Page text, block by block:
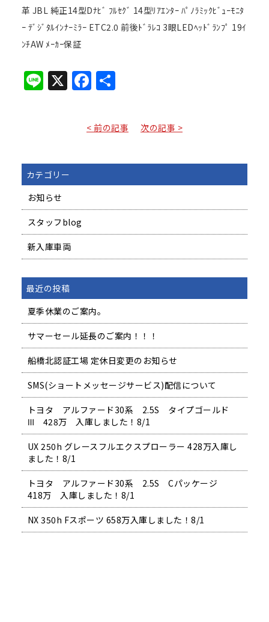
革 JBL 純正14型Dﾅﾋﾞ ﾌﾙｾｸﾞ 14型ﾘｱｴﾝﾀｰ ﾊﾟﾉﾗﾐｯｸﾋﾞｭｰﾓﾆﾀ
ｰ ﾃﾞｼﾞﾀﾙｲﾝﾅｰﾐﾗｰ ETC2.0 前後ﾄﾞﾗﾚｺ 3眼LEDﾍｯﾄﾞﾗﾝﾌﾟ 19ｲ
ﾝﾁAW ﾒｰｶｰ保証
Line
X Facebook
共
< 前の記事 次の記事 >
カテゴリー
お知らせ
スタッフblog
新入庫車両
最近の投稿
夏季休業のご案内。
サマーセール延長のご案内！！！
船橋北認証工場 定休日変更のお知らせ
SMS(ショートメッセージサービス)配信について
トヨタ アルファード30系 2.5S タイプゴールド
Ⅲ 428万 入庫しました！8/1
UX 250h グレースフルエクスプローラー 428万入庫し
ました！8/1
トヨタ アルファード30系 2.5S Cパッケージ
418万 入庫しました！8/1
NX 350h Fスポーツ 658万入庫しました！8/1